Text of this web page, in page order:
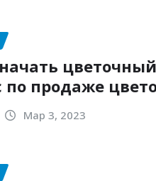
по продаже
Мар 3, 2023